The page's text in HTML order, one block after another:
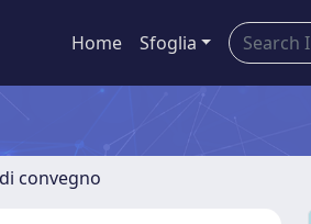
Home Sfoglia
convegno